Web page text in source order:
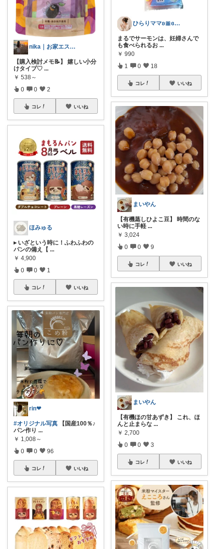
nika｜お家エステと美容収集
【購入検討メモ📝】 嬉しい小分
けタイプ♡ ...
￥ 538～
0 0 2
コレ いいね
ほみゅる
▸ いざという時に！ふわふわの
パンの備え【 ...
￥ 4,900
0 0 1
コレ いいね
rin❤︎
#オリジナル写真 【国産100％♪
パン作り ...
￥ 1,008～
0 0 96
コレ いいね
ひらりママʚ🎀ɞ振り向かれるベビー図鑑
まるでサーモンは、妊婦さんで
も食べられるお ...
￥ 990
1 0 18
コレ いいね
まいやん
【有機蒸しひよこ豆】 時間のな
い時に手軽 ...
￥ 3,024
0 0 9
コレ いいね
まいやん
【有機ほの甘あずき】 これ、ほ
んと止まらな ...
￥ 2,700
0 0 3
コレ いいね